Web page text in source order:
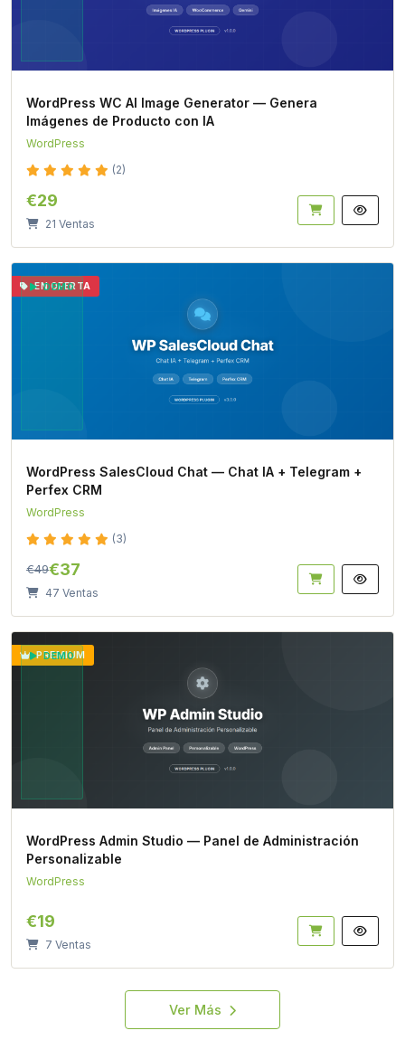
WordPress WC AI Image Generator — Genera
Imágenes de Producto con IA
WordPress
(2)
€29
21 Ventas
EN OFERTA
DEMO
WordPress SalesCloud Chat — Chat IA + Telegram +
Perfex CRM
WordPress
(3)
€49€37
47 Ventas
PREMIUM
DEMO
WordPress Admin Studio — Panel de Administración
Personalizable
WordPress
€19
7 Ventas
Ver Más